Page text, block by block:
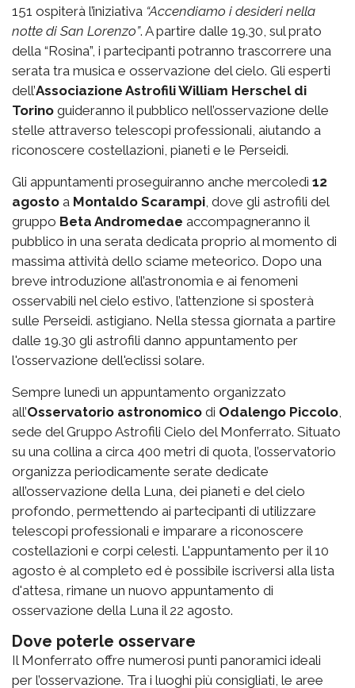
151 ospiterà l’iniziativa “Accendiamo i desideri nella
notte di San Lorenzo”. A partire dalle 19.30, sul prato
della “Rosina”, i partecipanti potranno trascorrere una
serata tra musica e osservazione del cielo. Gli esperti
dell’Associazione Astrofili William Herschel di
Torino guideranno il pubblico nell’osservazione delle
stelle attraverso telescopi professionali, aiutando a
riconoscere costellazioni, pianeti e le Perseidi.
Gli appuntamenti proseguiranno anche mercoledì 12
agosto a Montaldo Scarampi , dove gli astrofili del
gruppo Beta Andromedae accompagneranno il
pubblico in una serata dedicata proprio al momento di
massima attività dello sciame meteorico. Dopo una
breve introduzione all’astronomia e ai fenomeni
osservabili nel cielo estivo, l’attenzione si sposterà
sulle Perseidi. astigiano. Nella stessa giornata a partire
dalle 19.30 gli astrofili danno appuntamento per
l'osservazione dell'eclissi solare.
Sempre lunedì un appuntamento organizzato
all’Osservatorio astronomico di Odalengo Piccolo
sede del Gruppo Astrofili Cielo del Monferrato. Situato
su una collina a circa 400 metri di quota, l’osservatorio
organizza periodicamente serate dedicate
all’osservazione della Luna, dei pianeti e del cielo
profondo, permettendo ai partecipanti di utilizzare
telescopi professionali e imparare a riconoscere
costellazioni e corpi celesti. L'appuntamento per il 10
agosto è al completo ed è possibile iscriversi alla lista
d'attesa, rimane un nuovo appuntamento di
osservazione della Luna il 22 agosto.
Dove poterle osservare
Il Monferrato offre numerosi punti panoramici ideali
per l’osservazione. Tra i luoghi più consigliati, le aree